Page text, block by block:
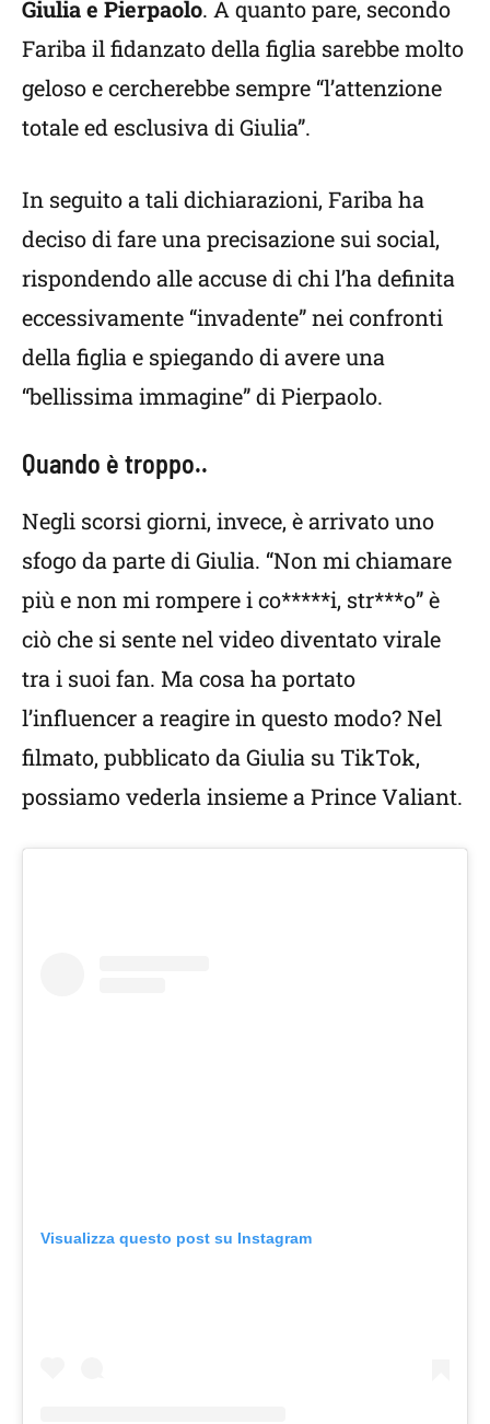
Giulia e Pierpaolo. A quanto pare, secondo
Fariba il fidanzato della figlia sarebbe molto
geloso e cercherebbe sempre “l’attenzione
totale ed esclusiva di Giulia”.
In seguito a tali dichiarazioni, Fariba ha
deciso di fare una precisazione sui social,
rispondendo alle accuse di chi l’ha definita
eccessivamente “invadente” nei confronti
della figlia e spiegando di avere una
“bellissima immagine” di Pierpaolo.
Quando è troppo..
Negli scorsi giorni, invece, è arrivato uno
sfogo da parte di Giulia. “Non mi chiamare
più e non mi rompere i co*****i, str***o” è
ciò che si sente nel video diventato virale
tra i suoi fan. Ma cosa ha portato
l’influencer a reagire in questo modo? Nel
filmato, pubblicato da Giulia su TikTok,
possiamo vederla insieme a Prince Valiant.
Visualizza questo post su Instagram